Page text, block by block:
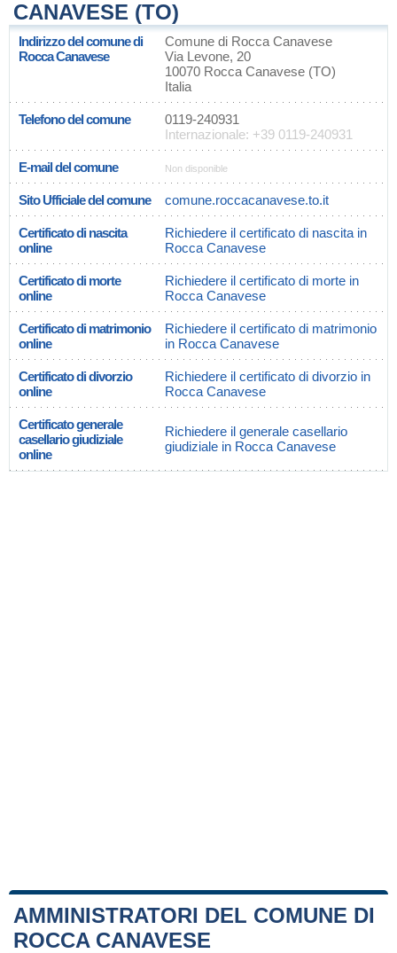
CANAVESE (TO)
Indirizzo del comune di
Rocca Canavese
Comune di Rocca Canavese
Via Levone, 20
10070 Rocca Canavese (TO)
Italia
Telefono del comune
0119-240931
Internazionale: +39 0119-240931
E-mail del comune Non disponible
Sito Ufficiale del comune comune.roccacanavese.to.it
Certificato di nascita
online
Richiedere il certificato di nascita in
Rocca Canavese
Certificato di morte
online
Richiedere il certificato di morte in
Rocca Canavese
Certificato di matrimonio
online
Richiedere il certificato di matrimonio
in Rocca Canavese
Certificato di divorzio
online
Richiedere il certificato di divorzio in
Rocca Canavese
Certificato generale
casellario giudiziale
online
Richiedere il generale casellario
giudiziale in Rocca Canavese
AMMINISTRATORI DEL COMUNE DI
ROCCA CANAVESE